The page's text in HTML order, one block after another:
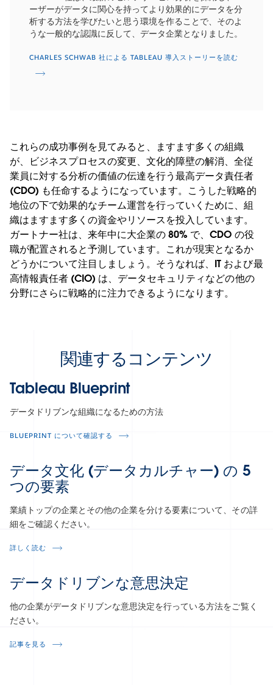
ーザーがデータに関心を持ってより効果的にデータを分
析する方法を学びたいと思う環境を作ることで、そのよ
うな一般的な認識に反して、データ企業となりました。
CHARLES SCHWAB 社による TABLEAU 導入ストーリーを読む
これらの成功事例を見てみると、ますます多くの組織
が、ビジネスプロセスの変更、文化的障壁の解消、全従
業員に対する分析の価値の伝達を行う最高データ責任者
(CDO) も任命するようになっています。こうした戦略的
地位の下で効果的なチーム運営を行っていくために、組
織はますます多くの資金やリソースを投入しています。
ガートナー社は、来年中に大企業の 80% で、CDO の役
職が配置されると予測しています。これが現実となるか
どうかについて注目しましょう。そうなれば、IT および最
高情報責任者 (CIO) は、データセキュリティなどの他の
分野にさらに戦略的に注力できるようになります。
関連するコンテンツ
Tableau Blueprint
データドリブンな組織になるための方法
BLUEPRINT について確認する
データ文化 (データカルチャー) の 5
つの要素
業績トップの企業とその他の企業を分ける要素について、その詳
細をご確認ください。
詳しく読む
データドリブンな意思決定
他の企業がデータドリブンな意思決定を行っている方法をご覧く
ださい。
記事を見る